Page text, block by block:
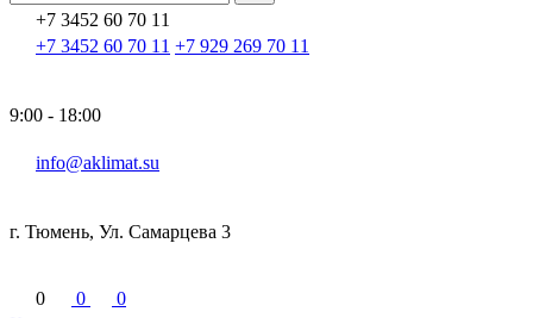
+7 3452 60 70 11
+7 3452 60 70 11 +7 929 269 70 11
9:00 - 18:00
info@aklimat.su
г. Тюмень, Ул. Самарцева 3
0 0
0